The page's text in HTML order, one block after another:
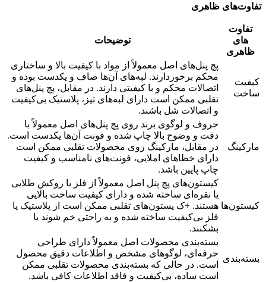
تفاوت‌های ظاهری
تفاوت
های
ظاهری
توضیحات
کیفیت
ساخت
پچ پنل‌های اصل معمولاً از مواد با کیفیت بالا و ساختاری
محکم برخوردارند. لبه‌های آن‌ها صاف و یکدست بوده و
اتصالات محکم و با کیفیتی دارند. در مقابل، پچ پنل‌های
تقلبی ممکن است دارای لبه‌های تیز، پلاستیک بی‌کیفیت
و اتصالات شل باشند.
مارکینگ
حروف و لوگوی برند روی پچ پنل‌های اصل معمولاً با
دقت و وضوح بالا چاپ شده و فونت آن‌ها یکدست است.
در مقابل، مارکینگ روی محصولات تقلبی ممکن است
دارای خطاهای املایی، فونت‌های نامناسب و کیفیت
چاپ پایین باشد.
کیستون‌ها
کیستون‌های پچ پنل اصل معمولاً از فلز با روکش طلایی
یا نقره‌ای ساخته شده و دارای کیفیت ساخت بالایی
هستند. ÷ک یستون‌های تقلبی ممکن است از پلاستیک یا
فلز بی‌کیفیت ساخته شده و به راحتی خم شوند یا
بشکنند.
بسته‌بندی
بسته‌بندی محصولات اصل معمولاً دارای طراحی
حرفه‌ای، لوگوهای مشخص و اطلاعات دقیق محصول
است. در حالی که بسته‌بندی محصولات تقلبی ممکن
است ساده، بی‌کیفیت و فاقد اطلاعات کافی باشد.